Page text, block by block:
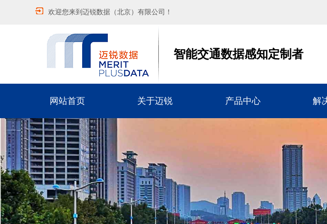
欢迎您来到迈锐数据（北京）有限公司！
智能交通数据感知定制者
网站首页 关于迈锐 产品中心 解